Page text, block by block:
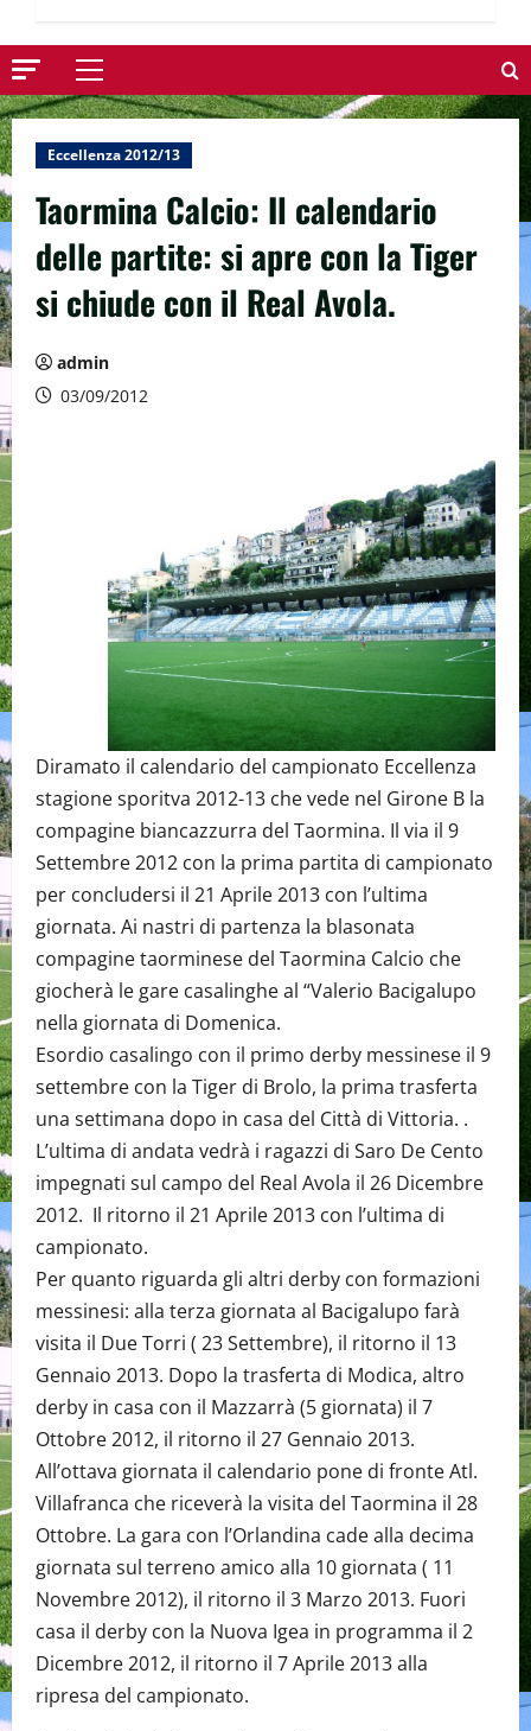
Menu
principale
Eccellenza 2012/13
Taormina Calcio: Il calendario
delle partite: si apre con la Tiger
si chiude con il Real Avola.
admin
03/09/2012
Diramato il calendario del campionato Eccellenza
stagione sporitva 2012-13 che vede nel Girone B la
compagine biancazzurra del Taormina. Il via il 9
Settembre 2012 con la prima partita di campionato
per concludersi il 21 Aprile 2013 con l’ultima
giornata. Ai nastri di partenza la blasonata
compagine taorminese del Taormina Calcio che
giocherà le gare casalinghe al “Valerio Bacigalupo
nella giornata di Domenica.
Esordio casalingo con il primo derby messinese il 9
settembre con la Tiger di Brolo, la prima trasferta
una settimana dopo in casa del Città di Vittoria. .
L’ultima di andata vedrà i ragazzi di Saro De Cento
impegnati sul campo del Real Avola il 26 Dicembre
2012. Il ritorno il 21 Aprile 2013 con l’ultima di
campionato.
Per quanto riguarda gli altri derby con formazioni
messinesi: alla terza giornata al Bacigalupo farà
visita il Due Torri ( 23 Settembre), il ritorno il 13
Gennaio 2013. Dopo la trasferta di Modica, altro
derby in casa con il Mazzarrà (5 giornata) il 7
Ottobre 2012, il ritorno il 27 Gennaio 2013.
All’ottava giornata il calendario pone di fronte Atl.
Villafranca che riceverà la visita del Taormina il 28
Ottobre. La gara con l’Orlandina cade alla decima
giornata sul terreno amico alla 10 giornata ( 11
Novembre 2012), il ritorno il 3 Marzo 2013. Fuori
casa il derby con la Nuova Igea in programma il 2
Dicembre 2012, il ritorno il 7 Aprile 2013 alla
ripresa del campionato.